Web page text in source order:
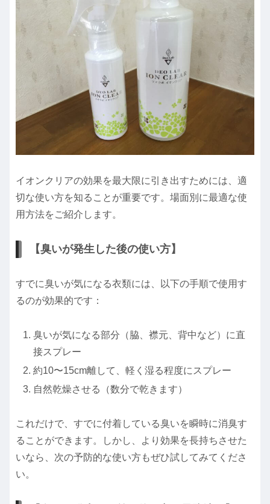
イオンクリアの効果を最大限に引き出すためには、適
切な使い方を知ることが重要です。場面別に最適な使
用方法をご紹介します。
【臭いが発生した後の使い方】
すでに臭いが気になる衣類には、以下の手順で使用す
るのが効果的です：
臭いが気になる部分（脇、襟元、背中など）に直
接スプレー
約10〜15cm離して、軽く湿る程度にスプレー
自然乾燥させる（数分で乾きます）
これだけで、すでに付着している臭いを瞬時に消臭す
ることができます。しかし、より効果を長持ちさせた
いなら、次の予防的な使い方もぜひ試してみてくださ
い。